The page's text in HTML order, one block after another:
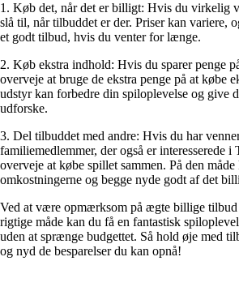
1. Køb det, når det er billigt: Hvis du virkelig
slå til, når tilbuddet er der. Priser kan variere,
et godt tilbud, hvis du venter for længe.
2. Køb ekstra indhold: Hvis du sparer penge
overveje at bruge de ekstra penge på at købe
udstyr kan forbedre din spiloplevelse og give
udforske.
3. Del tilbuddet med andre: Hvis du har
familiemedlemmer, der også er interesserede
overveje at købe spillet sammen. På den
omkostningerne og begge nyde godt af det
Ved at være opmærksom på ægte billige tilbud
rigtige måde kan du få en fantastisk
uden at sprænge budgettet. Så hold øje med
og nyd de besparelser du kan opnå!